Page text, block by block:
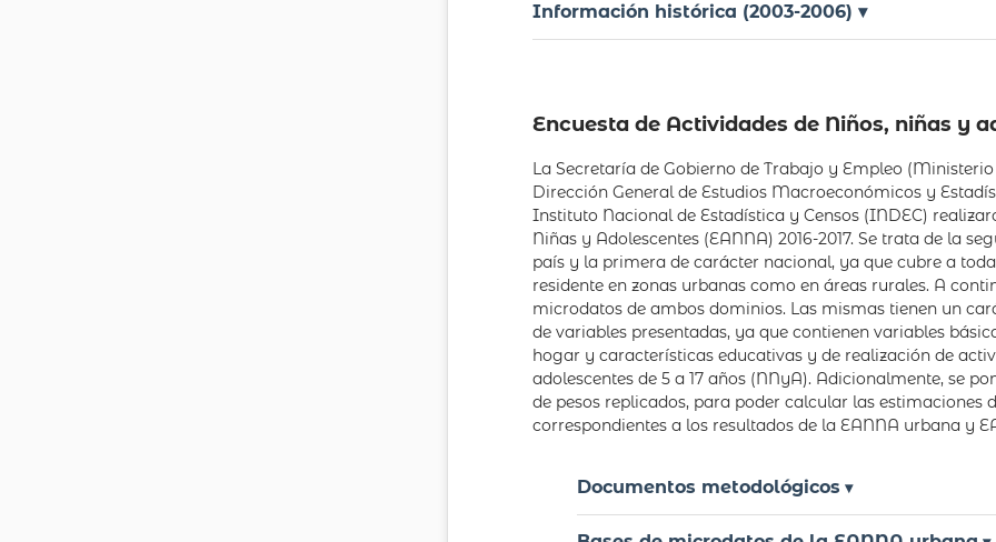
Información histórica (2003-2006) ▾
Encuesta de Actividades de Niños, niñas y
La Secretaría de Gobierno de Trabajo y Empleo
Dirección General de Estudios Macroeconómicos y
Instituto Nacional de Estadística y Censos (INDEC)
Niñas y Adolescentes (EANNA) 2016-2017. Se trata de la
país y la primera de carácter nacional, ya que cubre a
residente en zonas urbanas como en áreas rurales. A
microdatos de ambos dominios. Las mismas tienen un
de variables presentadas, ya que contienen variables
hogar y características educativas y de realización de
adolescentes de 5 a 17 años (NNyA). Adicionalmente, se
de pesos replicados, para poder calcular las estimaciones
correspondientes a los resultados de la EANNA urbana y
Documentos metodológicos ▾